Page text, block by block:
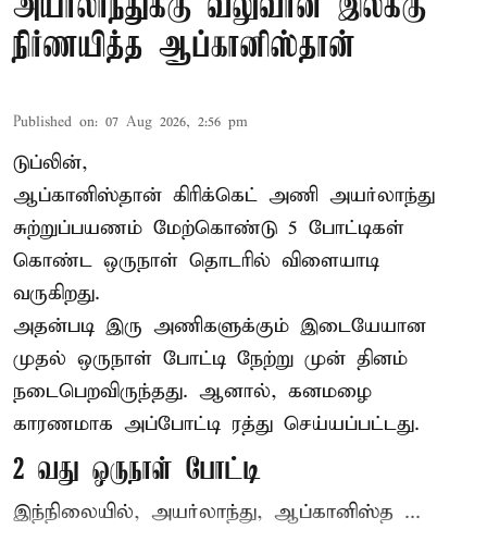
அயர்லாந்துக்கு வலுவான இலக்கு
நிர்ணயித்த ஆப்கானிஸ்தான்
Published on: 07 Aug 2026, 2:56 pm
டுப்லின்,
ஆப்கானிஸ்தான் கிரிக்கெட் அணி அயர்லாந்து
சுற்றுப்பயணம் மேற்கொண்டு 5 போட்டிகள்
கொண்ட ஒருநாள் தொடரில் விளையாடி
வருகிறது.
அதன்படி இரு அணிகளுக்கும் இடையேயான
முதல் ஒருநாள் போட்டி நேற்று முன் தினம்
நடைபெறவிருந்தது. ஆனால், கனமழை
காரணமாக அப்போட்டி ரத்து செய்யப்பட்டது.
2 வது ஒருநாள் போட்டி
இந்நிலையில், அயர்லாந்து, ஆப்கானிஸ்த ...